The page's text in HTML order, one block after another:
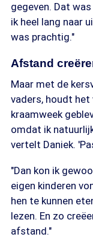
gegeven. Dat
ik heel lang naar
was prachtig."
Afstand
Maar met de
vaders, houdt het
kraamweek
omdat ik
vertelt Daniek.
"Dan kon ik
eigen kinderen
hen te kunnen
lezen. En zo
afstand."